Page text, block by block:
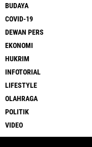
BUDAYA
COVID-19
DEWAN PERS
EKONOMI
HUKRIM
INFOTORIAL
LIFESTYLE
OLAHRAGA
POLITIK
VIDEO